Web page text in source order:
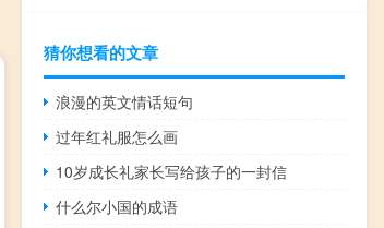
猜你想看的文章
浪漫的英文情话短句
过年红礼服怎么画
10岁成长礼家长写给孩子的一封信
什么尔小国的成语